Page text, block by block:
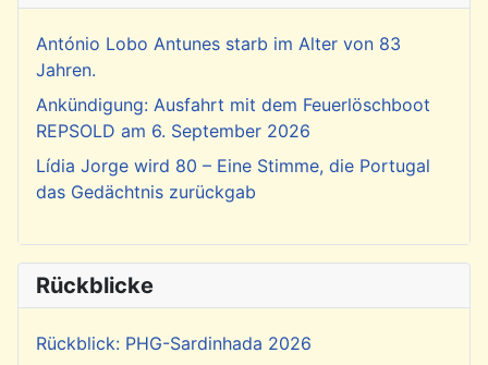
António Lobo Antunes starb im Alter von 83
Jahren.
Ankündigung: Ausfahrt mit dem Feuerlöschboot
REPSOLD am 6. September 2026
Lídia Jorge wird 80 – Eine Stimme, die Portugal
das Gedächtnis zurückgab
Rückblicke
Rückblick: PHG-Sardinhada 2026